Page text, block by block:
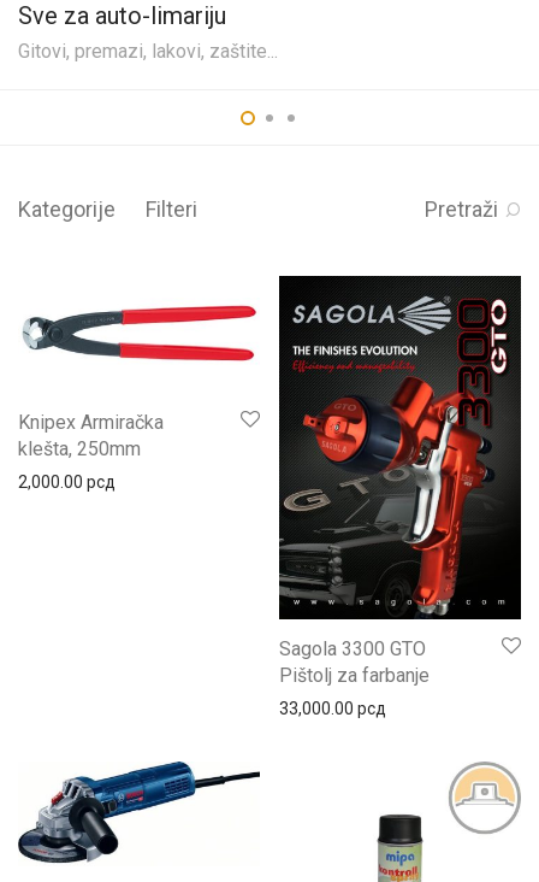
Sve za auto-limariju
Gitovi, premazi, lakovi, zaštite...
Kategorije Filteri Pretraži
Knipex Armiračka
klešta, 250mm
2,000.00 рсд
Sagola 3300 GTO
Pištolj za farbanje
33,000.00 рсд